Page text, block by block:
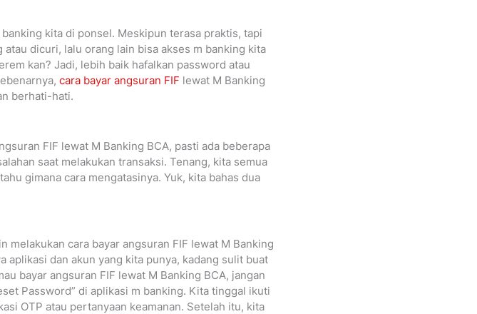
kita di ponsel. Meskipun terasa praktis, tapi
dicuri, lalu orang lain bisa akses m banking kita
kan? Jadi, lebih baik hafalkan password atau
cara bayar angsuran FIF lewat M Banking
berhati-hati.
FIF lewat M Banking BCA, pasti ada beberapa
saat melakukan transaksi. Tenang, kita semua
gimana cara mengatasinya. Yuk, kita bahas dua
melakukan cara bayar angsuran FIF lewat M Banking
aplikasi dan akun yang kita punya, kadang sulit buat
bayar angsuran FIF lewat M Banking BCA, jangan
Password” di aplikasi m banking. Kita tinggal ikuti
OTP atau pertanyaan keamanan. Setelah itu, kita